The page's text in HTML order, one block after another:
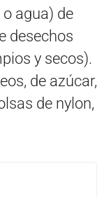
agua) de
desechos
y secos).
de azúcar,
de nylon,